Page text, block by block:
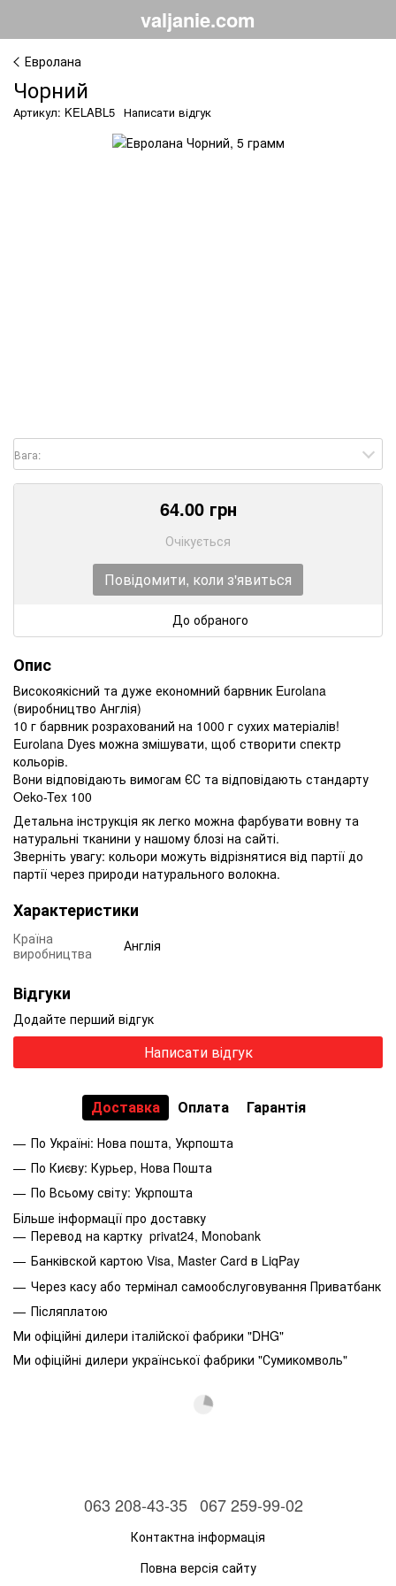
valjanie.com
Евролана
Чорний
Артикул: KELABL5 Написати відгук
Вага:
64.00грн
Очікується
Повідомити, коли з'явиться
До обраного
Опис
Високоякісний та дуже економний барвник Eurolana
(виробництво Англія)
10 г барвник розрахований на 1000 г сухих матеріалів!
Eurolana Dyes можна змішувати, щоб створити спектр
кольорів.
Вони відповідають вимогам ЄС та відповідають стандарту
Oeko-Tex 100
Детальна інструкція як легко можна фарбувати вовну та
натуральні тканини у нашому блозі на сайті.
Зверніть увагу: кольори можуть відрізнятися від партії до
партії через природи натурального волокна.
Характеристики
Країна
виробництва
Англія
Відгуки
Додайте перший відгук
Написати відгук
Доставка Оплата Гарантія
По Україні: Нова пошта, Укрпошта
По Києву: Курьер, Нова Пошта
По Всьому світу: Укрпошта
Більше інформації про доставку
Перевод на картку privat24, Monobank
Банківской картою Visa, Master Card в LiqPay
Через касу або термінал самообслуговування Приватбанк
Післяплатою
Ми офіційні дилери італійскої фабрики "DHG"
Ми офіційні дилери української фабрики "Сумикомволь"
063 208-43-35 067 259-99-02
Контактна інформація
Повна версія сайту